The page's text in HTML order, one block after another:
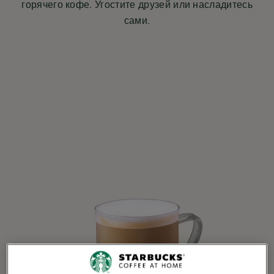
горячего кофе. Угостите друзей или насладитесь
сами.